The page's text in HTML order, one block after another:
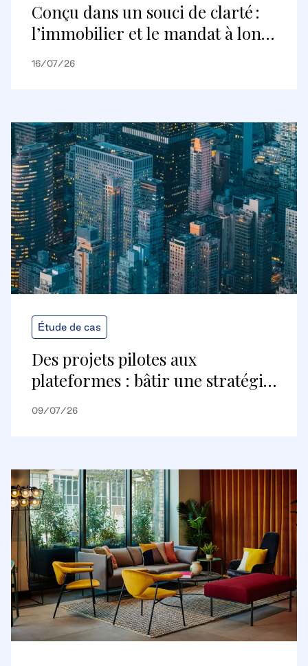
Conçu dans un souci de clarté :
l’immobilier et le mandat à long
terme
16/07/26
Étude de cas
Des projets pilotes aux
plateformes : bâtir une stratégie
de bâtiments numériques
09/07/26